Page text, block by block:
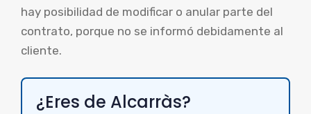
hay posibilidad de modificar o anular parte del
contrato, porque no se informó debidamente al
cliente.
¿Eres de Alcarràs?